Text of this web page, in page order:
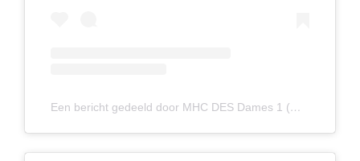
Een bericht gedeeld door MHC DES Dames 1 (@mhcdesdames1)